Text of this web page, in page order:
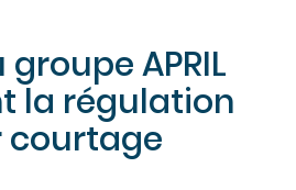
APRIL
la régulation
courtage